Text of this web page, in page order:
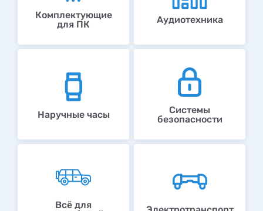
Комплектующие
для ПК
Аудиотехника
Наручные часы
Системы
безопасности
Всё для